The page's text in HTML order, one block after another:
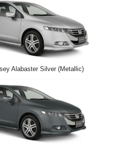
Alabaster Silver (Metallic)